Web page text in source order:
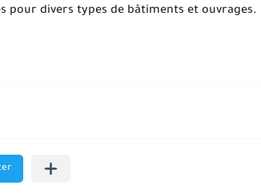
pour divers types de bâtiments et ouvrages.